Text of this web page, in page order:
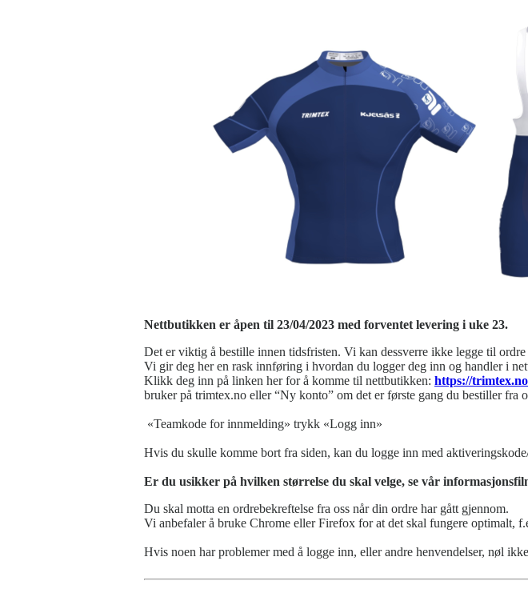
Nettbutikken er åpen til 23/04/2023 med forventet levering i uke 23.
Det er viktig å bestille innen tidsfristen. Vi kan dessverre ikke legge til
Vi gir deg her en rask innføring i hvordan du logger deg inn og handler i
Klikk deg inn på linken her for å komme til nettbutikken: https://
bruker på trimtex.no eller “Ny konto” om det er første gang du bestiller fra
«Teamkode for innmelding» trykk «Logg inn»
Hvis du skulle komme bort fra siden, kan du logge inn med
Er du usikker på hvilken størrelse du skal velge, se vår
Du skal motta en ordrebekreftelse fra oss når din ordre har gått gjennom.
Vi anbefaler å bruke Chrome eller Firefox for at det skal fungere optimalt,
Hvis noen har problemer med å logge inn, eller andre henvendelser, nøl